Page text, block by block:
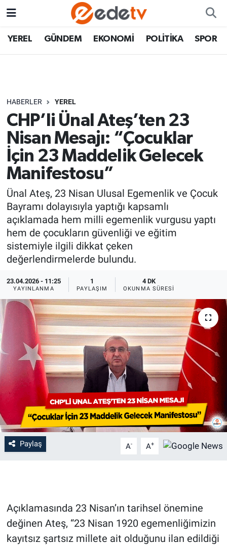
YEREL GÜNDEM EKONOMİ POLİTİKA SPOR
HABERLER YEREL
CHP’li Ünal Ateş’ten 23
Nisan Mesajı: “Çocuklar
İçin 23 Maddelik Gelecek
Manifestosu”
Ünal Ateş, 23 Nisan Ulusal Egemenlik ve Çocuk
Bayramı dolayısıyla yaptığı kapsamlı
açıklamada hem milli egemenlik vurgusu yaptı
hem de çocukların güvenliği ve eğitim
sistemiyle ilgili dikkat çeken
değerlendirmelerde bulundu.
23.04.2026 - 11:25
YAYINLANMA
1
PAYLAŞIM
4 DK
OKUNMA SÜRESI
Paylaş A- A+
Açıklamasında 23 Nisan’ın tarihsel önemine
değinen Ateş, “23 Nisan 1920 egemenliğimizin
kayıtsız şartsız millete ait olduğunu ilan edildiği